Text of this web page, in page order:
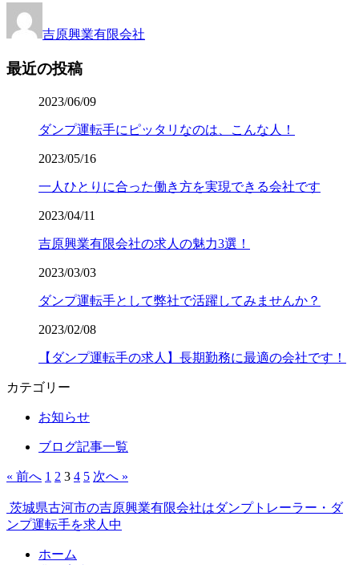
吉原興業有限会社
最近の投稿
2023/06/09
ダンプ運転手にピッタリなのは、こんな人！
2023/05/16
一人ひとりに合った働き方を実現できる会社です
2023/04/11
吉原興業有限会社の求人の魅力3選！
2023/03/03
ダンプ運転手として弊社で活躍してみませんか？
2023/02/08
【ダンプ運転手の求人】長期勤務に最適の会社です！
カテゴリー
お知らせ
ブログ記事一覧
« 前へ 1 2 3 4 5 次へ »
茨城県古河市の吉原興業有限会社はダンプトレーラー・ダ
ンプ運転手を求人中
ホーム